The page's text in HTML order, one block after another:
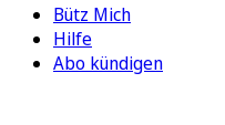
Bütz Mich
Hilfe
Abo kündigen